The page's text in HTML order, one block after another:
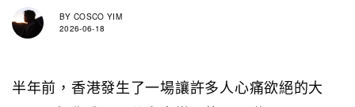
BY COSCO YIM
2026-06-18
半年前，香港發生了一場讓許多人心痛欲絕的大